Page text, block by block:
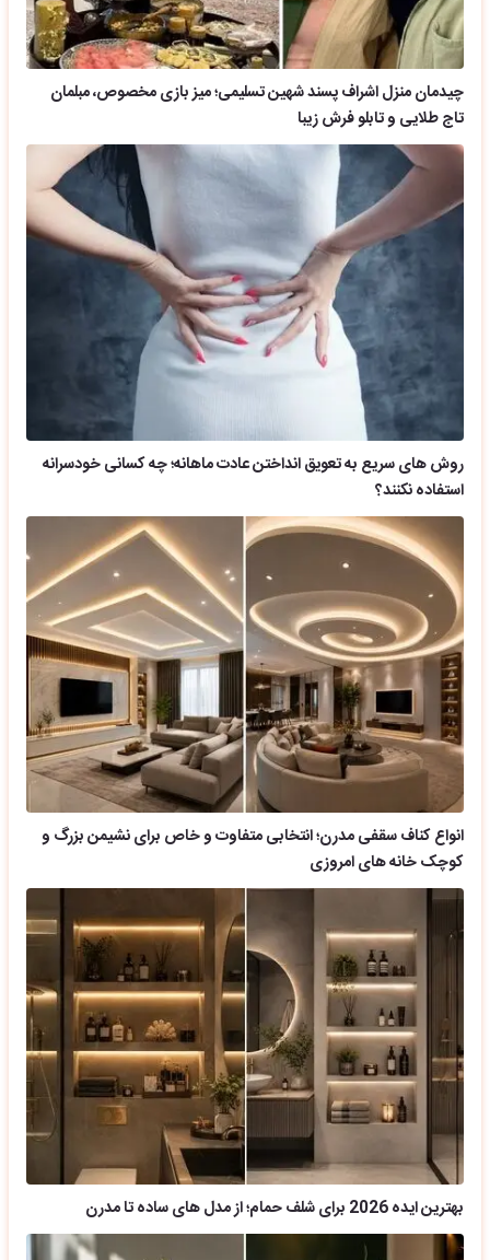
چیدمان منزل اشراف پسند شهین تسلیمی؛ میز بازی مخصوص، مبلمان
تاج طلایی و تابلو فرش زیبا
روش های سریع به تعویق انداختن عادت ماهانه؛ چه کسانی خودسرانه
استفاده نکنند؟
انواع کناف سقفی مدرن؛ انتخابی متفاوت و خاص برای نشیمن بزرگ و
کوچک خانه های امروزی
بهترین ایده 2026 برای شلف حمام؛ از مدل های ساده تا مدرن